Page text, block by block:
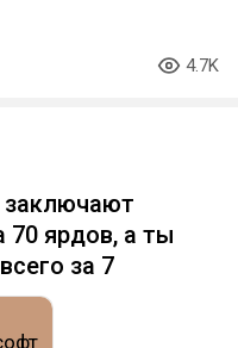
4.7K
заключают
70 ярдов, а ты
за 7